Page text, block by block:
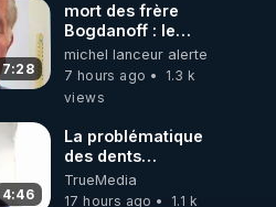
7:28
mort des frère
Bogdanoff : le
mensonge d état
michel lanceur alerte
7 hours ago
1.3 k
views
4:46
La problématique
des dents
dévitalisées et
des implants
TrueMedia
17 hours ago
1.1 k